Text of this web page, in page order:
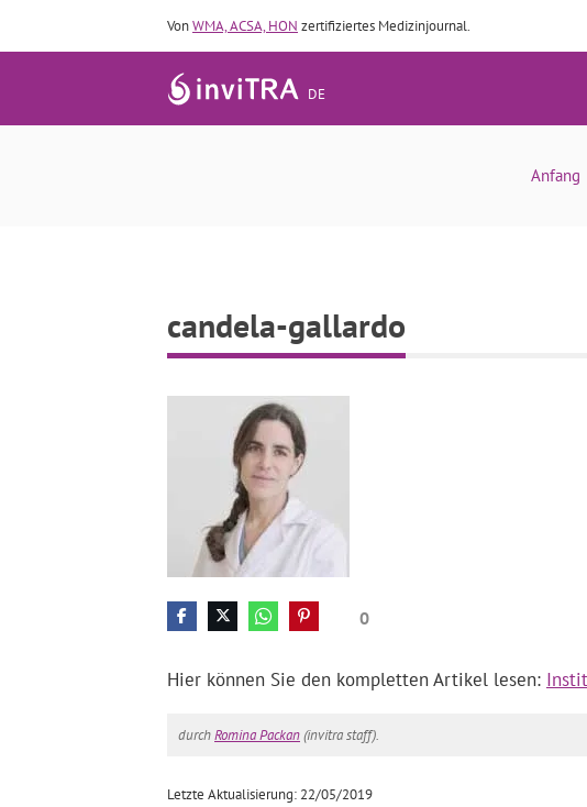
VonWMA, ACSA, HON zertifiziertes Medizinjournal.
DE
Anfang
candela-gallardo
0
Hier können Sie den kompletten Artikel lesen:
durchRomina Packan(invitra staff).
Letzte Aktualisierung: 22/05/2019